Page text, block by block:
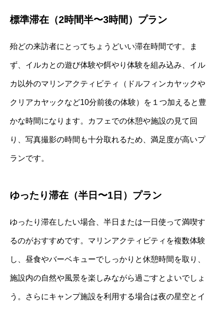
標準滞在（2時間半〜3時間）プラン
殆どの来訪者にとってちょうどいい滞在時間です。ま
ず、イルカとの遊び体験や餌やり体験を組み込み、イル
カ以外のマリンアクティビティ（ドルフィンカヤックや
クリアカヤックなど10分前後の体験）を１つ加えると豊
かな時間になります。カフェでの休憩や施設の見て回
り、写真撮影の時間も十分取れるため、満足度が高いプ
ランです。
ゆったり滞在（半日〜1日）プラン
ゆったり滞在したい場合、半日または一日使って満喫す
るのがおすすめです。マリンアクティビティを複数体験
し、昼食やバーベキューでしっかりと休憩時間を取り、
施設内の自然や風景を楽しみながら過ごすとよいでしょ
う。さらにキャンプ施設を利用する場合は夜の星空とイ